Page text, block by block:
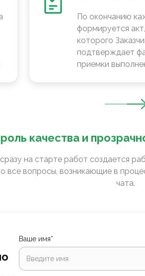
По окончанию
формируется
которого
подтверждает
приемки
качества и
на старте работ создается
все вопросы, возникающие в
чата.
Ваше имя*